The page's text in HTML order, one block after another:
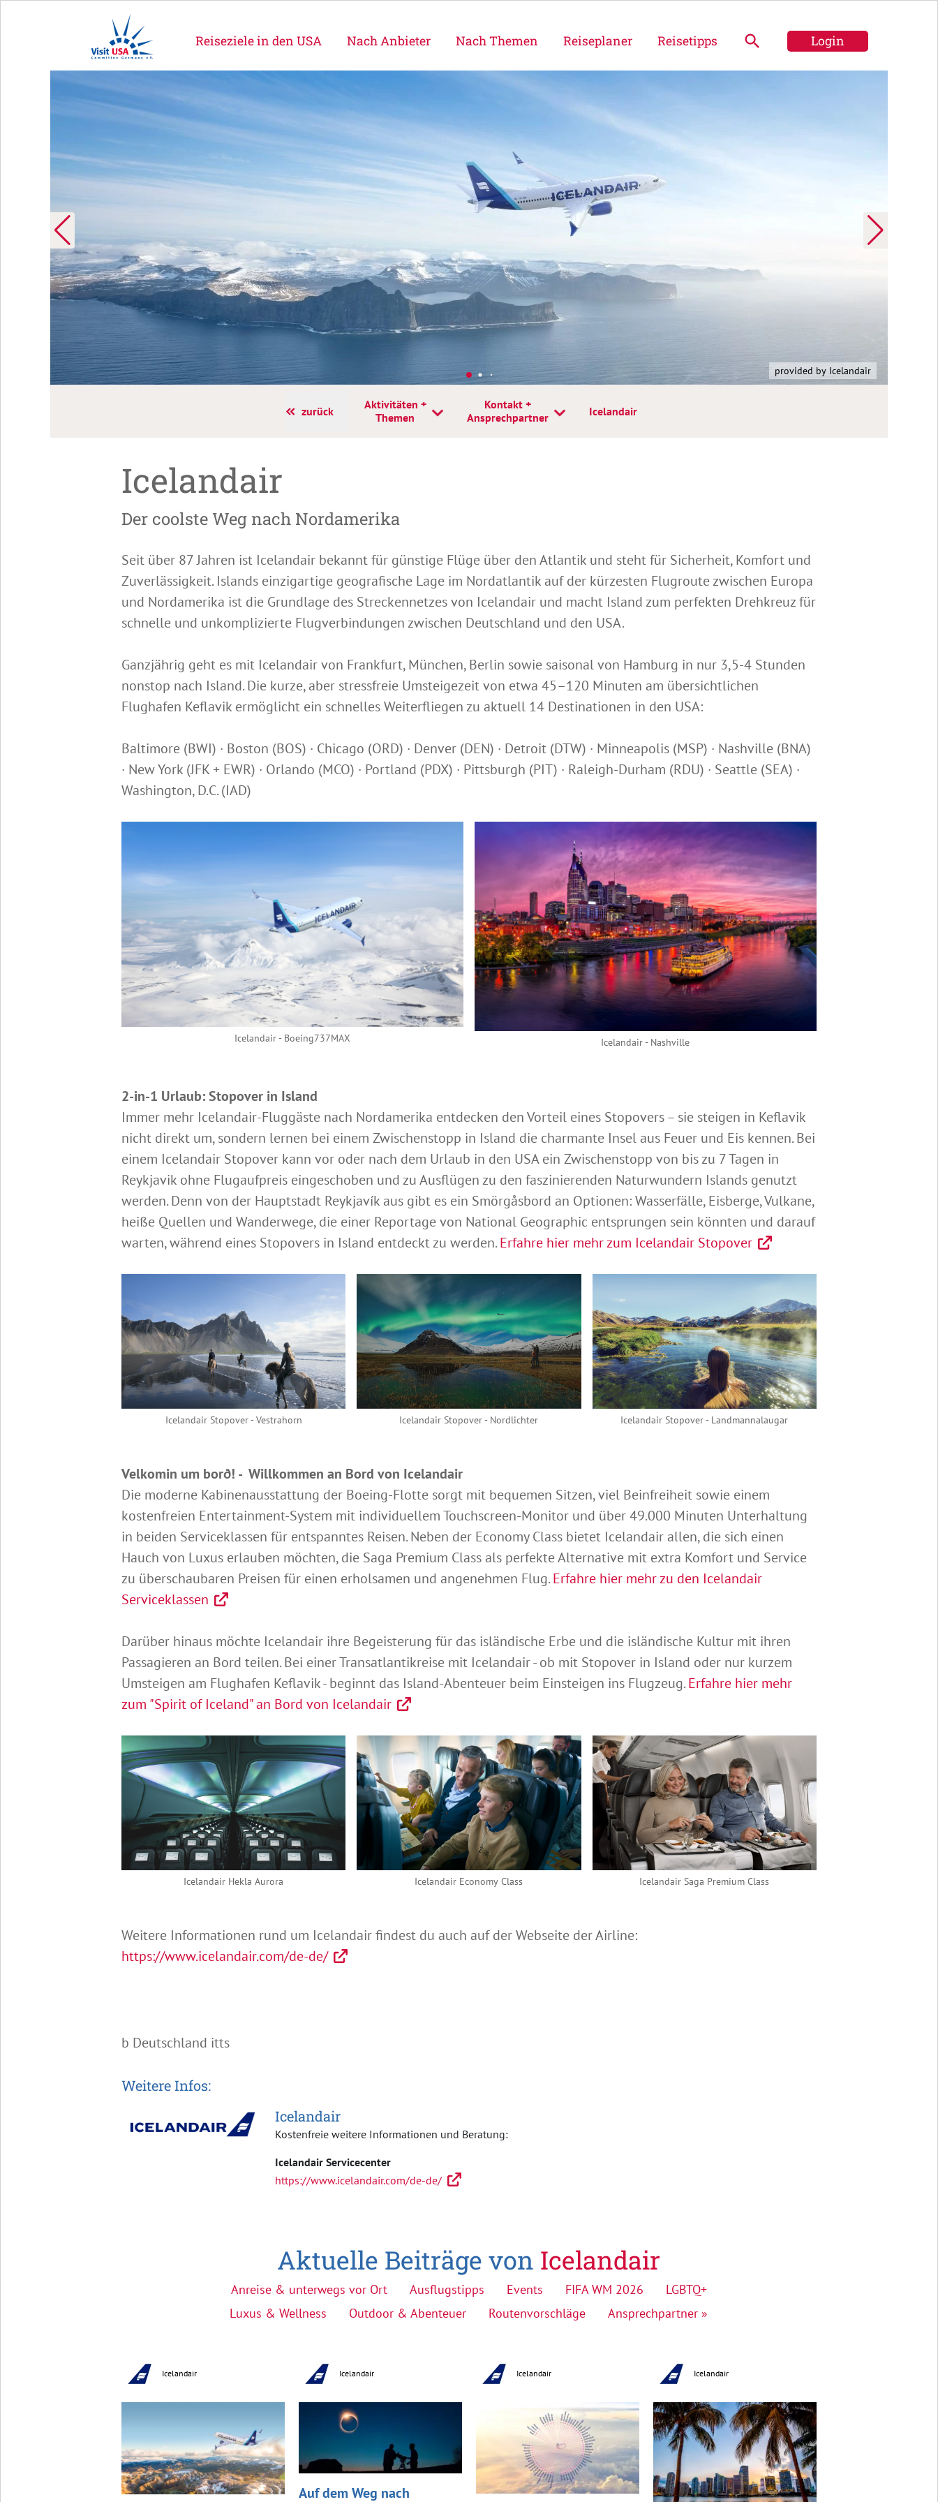
Reiseziele in den USA Nach Anbieter Nach Themen Reiseplaner Reisetipps Login
provided by Icelandair
zurück
Aktivitäten +
Themen
Kontakt +
Ansprechpartner
Icelandair
Icelandair
Der coolste Weg nach Nordamerika
Seit über 87 Jahren ist Icelandair bekannt für günstige Flüge über den Atlantik und steht für Sicherheit, Komfort und
Zuverlässigkeit. Islands einzigartige geografische Lage im Nordatlantik auf der kürzesten Flugroute zwischen Europa
und Nordamerika ist die Grundlage des Streckennetzes von Icelandair und macht Island zum perfekten Drehkreuz für
schnelle und unkomplizierte Flugverbindungen zwischen Deutschland und den USA.
Ganzjährig geht es mit Icelandair von Frankfurt, München, Berlin sowie saisonal von Hamburg in nur 3,5-4 Stunden
nonstop nach Island. Die kurze, aber stressfreie Umsteigezeit von etwa 45–120 Minuten am übersichtlichen
Flughafen Keflavik ermöglicht ein schnelles Weiterfliegen zu aktuell 14 Destinationen in den USA:
Baltimore (BWI) · Boston (BOS) · Chicago (ORD) · Denver (DEN) · Detroit (DTW) · Minneapolis (MSP) · Nashville (BNA)
· New York (JFK + EWR) · Orlando (MCO) · Portland (PDX) · Pittsburgh (PIT) · Raleigh-Durham (RDU) · Seattle (SEA) ·
Washington, D.C. (IAD)
Icelandair - Boeing737MAX Icelandair - Nashville
2-in-1 Urlaub: Stopover in Island
Immer mehr Icelandair-Fluggäste nach Nordamerika entdecken den Vorteil eines Stopovers – sie steigen in Keflavik
nicht direkt um, sondern lernen bei einem Zwischenstopp in Island die charmante Insel aus Feuer und Eis kennen. Bei
einem Icelandair Stopover kann vor oder nach dem Urlaub in den USA ein Zwischenstopp von bis zu 7 Tagen in
Reykjavik ohne Flugaufpreis eingeschoben und zu Ausflügen zu den faszinierenden Naturwundern Islands genutzt
werden. Denn von der Hauptstadt Reykjavík aus gibt es ein Smörgåsbord an Optionen: Wasserfälle, Eisberge, Vulkane,
heiße Quellen und Wanderwege, die einer Reportage von National Geographic entsprungen sein könnten und darauf
warten, während eines Stopovers in Island entdeckt zu werden.Erfahre hier mehr zum Icelandair Stopover
Icelandair Stopover - Vestrahorn Icelandair Stopover - Nordlichter Icelandair Stopover - Landmannalaugar
Velkomin um borð!​ - Willkommen an Bord von Icelandair
Die moderne Kabinenausstattung der Boeing-Flotte sorgt mit bequemen Sitzen, viel Beinfreiheit sowie einem
kostenfreien Entertainment-System mit individuellem Touchscreen-Monitor und über 49.000 Minuten Unterhaltung
in beiden Serviceklassen für entspanntes Reisen. Neben der Economy Class bietet Icelandair allen, die sich einen
Hauch von Luxus erlauben möchten, die Saga Premium Class als perfekte Alternative mit extra Komfort und Service
zu überschaubaren Preisen für einen erholsamen und angenehmen Flug.Erfahre hier mehr zu den Icelandair
Serviceklassen
Darüber hinaus möchte Icelandair ihre Begeisterung für das isländische Erbe und die isländische Kultur mit ihren
Passagieren an Bord teilen. Bei einer Transatlantikreise mit Icelandair - ob mit Stopover in Island oder nur kurzem
Umsteigen am Flughafen Keflavik - beginnt das Island-Abenteuer beim Einsteigen ins Flugzeug.Erfahre hier mehr
zum "Spirit of Iceland" an Bord von Icelandair
Icelandair Hekla Aurora Icelandair Economy Class Icelandair Saga Premium Class
Weitere Informationen rund um Icelandair findest du auch auf der Webseite der Airline:
https://www.icelandair.com/de-de/
b Deutschland itts
Weitere Infos:
Icelandair
Kostenfreie weitere Informationen und Beratung:
Icelandair Servicecenter
https://www.icelandair.com/de-de/
Aktuelle Beiträge von Icelandair
Anreise & unterwegs vor Ort Ausflugstipps Events FIFA WM 2026
LGBTQ+
Luxus & Wellness
Outdoor & Abenteuer Routenvorschläge Ansprechpartner »
Icelandair Icelandair
Auf dem Weg nach
Icelandair Icelandair